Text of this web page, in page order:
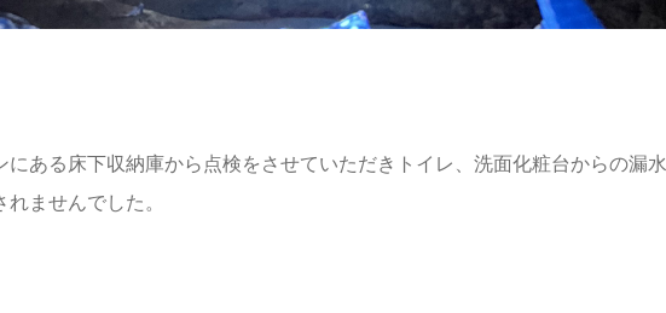
にある床下収納庫から点検をさせていただきトイレ、洗面化粧台からの漏水
れませんでした。